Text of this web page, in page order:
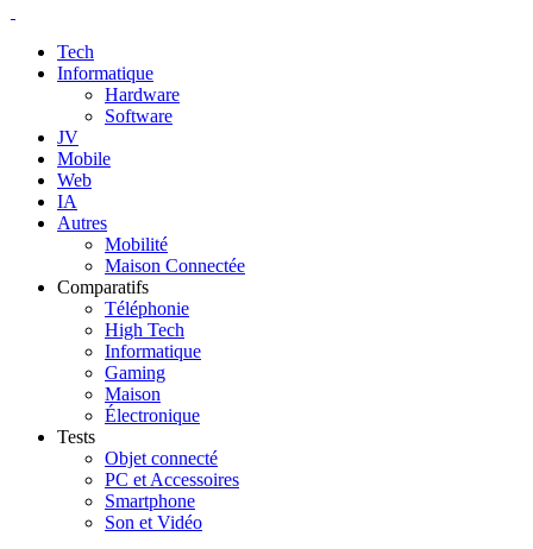
Tech
Informatique
Hardware
Software
JV
Mobile
Web
IA
Autres
Mobilité
Maison Connectée
Comparatifs
Téléphonie
High Tech
Informatique
Gaming
Maison
Électronique
Tests
Objet connecté
PC et Accessoires
Smartphone
Son et Vidéo